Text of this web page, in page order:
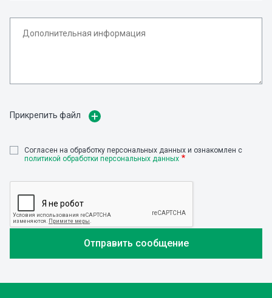
Прикрепить файл
Cогласен на обработку персональных данных и ознакомлен с
политикой обработки персональных данных